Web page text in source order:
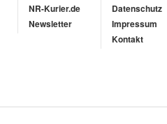
NR-Kurier.de
Newsletter
Datenschutz
Impressum
Kontakt